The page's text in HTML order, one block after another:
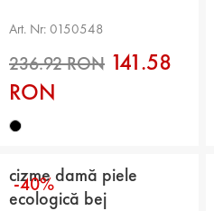
Art. Nr: 0150548
141.58
RON
-40%
cizme damă piele
ecologică bej